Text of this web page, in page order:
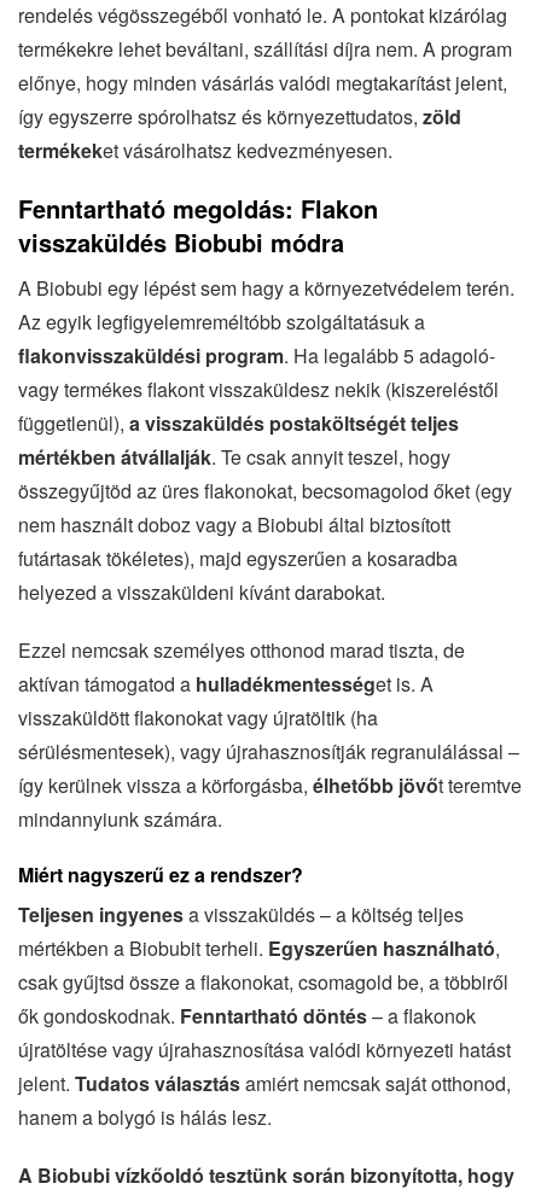
rendelés végösszegéből vonható le. A pontokat kizárólag
termékekre lehet beváltani, szállítási díjra nem. A program
előnye, hogy minden vásárlás valódi megtakarítást jelent,
így egyszerre spórolhatsz és környezettudatos, zöld
termékeket vásárolhatsz kedvezményesen.
Fenntartható megoldás: Flakon
visszaküldés Biobubi módra
A Biobubi egy lépést sem hagy a környezetvédelem terén.
Az egyik legfigyelemreméltóbb szolgáltatásuk a
flakonvisszaküldési program. Ha legalább 5 adagoló-
vagy termékes flakont visszaküldesz nekik (kiszereléstől
függetlenül), a visszaküldés postaköltségét teljes
mértékben átvállalják. Te csak annyit teszel, hogy
összegyűjtöd az üres flakonokat, becsomagolod őket (egy
nem használt doboz vagy a Biobubi által biztosított
futártasak tökéletes), majd egyszerűen a kosaradba
helyezed a visszaküldeni kívánt darabokat.
Ezzel nemcsak személyes otthonod marad tiszta, de
aktívan támogatod a hulladékmentességet is. A
visszaküldött flakonokat vagy újratöltik (ha
sérülésmentesek), vagy újrahasznosítják regranulálással –
így kerülnek vissza a körforgásba, élhetőbb jövőt teremtve
mindannyiunk számára.
Miért nagyszerű ez a rendszer?
Teljesen ingyenesa visszaküldés – a költség teljes
mértékben a Biobubit terheli. Egyszerűen használható,
csak gyűjtsd össze a flakonokat, csomagold be, a többiről
ők gondoskodnak. Fenntartható döntés– a flakonok
újratöltése vagy újrahasznosítása valódi környezeti hatást
jelent. Tudatos választásamiért nemcsak saját otthonod,
hanem a bolygó is hálás lesz.
A Biobubi vízkőoldó tesztünk során bizonyította, hogy